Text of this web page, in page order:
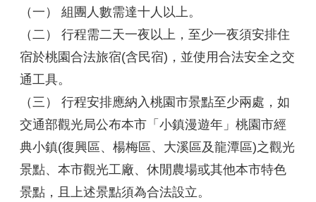
（一） 組團人數需達十人以上。
（二） 行程需二天一夜以上，至少一夜須安排住
宿於桃園合法旅宿(含民宿)，並使用合法安全之交
通工具。
（三） 行程安排應納入桃園市景點至少兩處，如
交通部觀光局公布本市「小鎮漫遊年」桃園市經
典小鎮(復興區、楊梅區、大溪區及龍潭區)之觀光
景點、本市觀光工廠、休閒農場或其他本市特色
景點，且上述景點須為合法設立。